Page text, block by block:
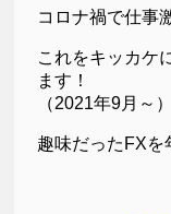
コロナ禍で仕事
これをキッカケ
ます！
（2021年9月～）
趣味だったFXを